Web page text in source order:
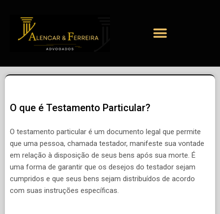
O que é Testamento Particular?
O testamento particular é um documento legal que permite
que uma pessoa, chamada testador, manifeste sua vontade
em relação à disposição de seus bens após sua morte. É
uma forma de garantir que os desejos do testador sejam
cumpridos e que seus bens sejam distribuídos de acordo
com suas instruções específicas.